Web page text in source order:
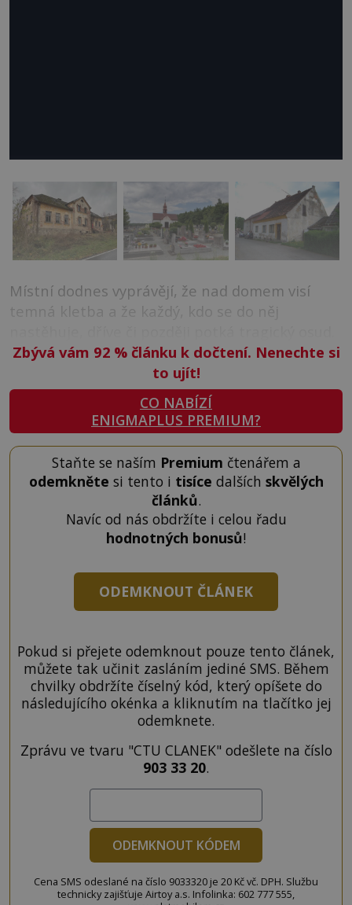
Místní dodnes vyprávějí, že nad domem visí
temná kletba a že každý, kdo se do něj
Zbývá vám 92 %článku k dočtení. Nenechte si
to ujít!
CO NABÍZÍ
ENIGMAPLUS PREMIUM?
Staňte se naším Premium čtenářem a
odemkněte si tento i tisíce dalších skvělých
článků.
Navíc od nás obdržíte i celou řadu
hodnotných bonusů!
ODEMKNOUT ČLÁNEK
Pokud si přejete odemknout pouze tento článek,
můžete tak učinit zasláním jediné SMS. Během
chvilky obdržíte číselný kód, který opíšete do
následujícího okénka a kliknutím na tlačítko jej
odemknete.
Zprávu ve tvaru "CTU CLANEK" odešlete na číslo
903 33 20.
ODEMKNOUT KÓDEM
Cena SMS odeslané na číslo 9033320 je 20 Kč vč. DPH. Službu
technicky zajišťuje Airtoy a.s. Infolinka: 602 777 555,